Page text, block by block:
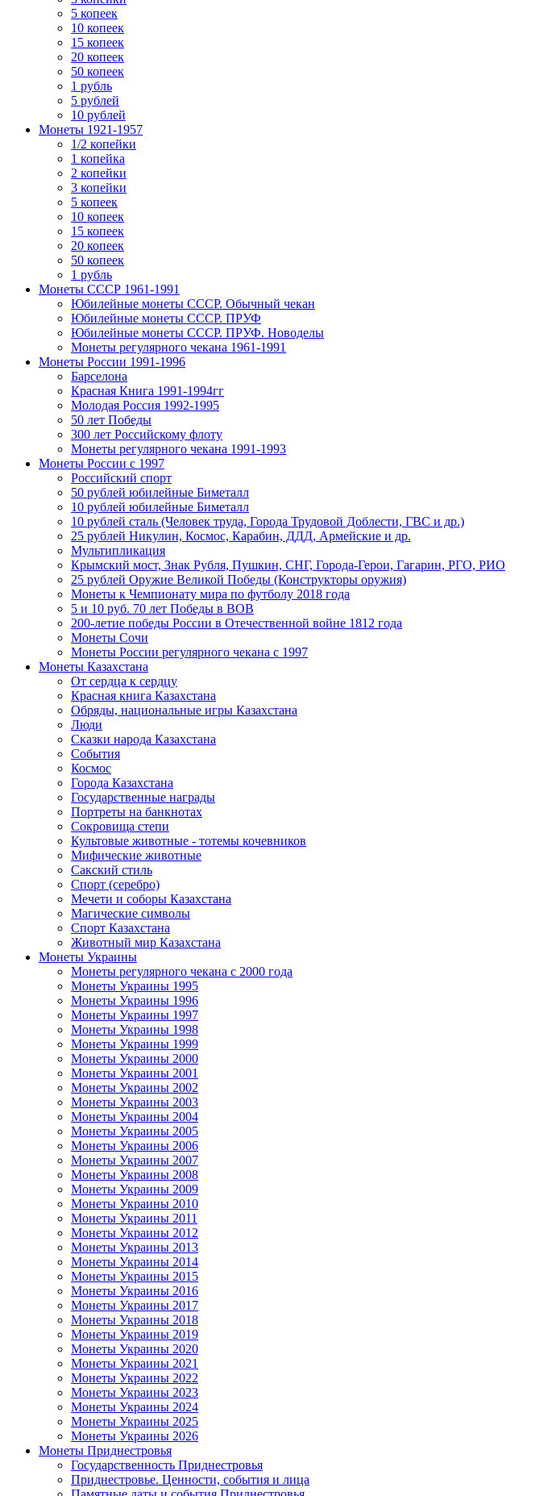
5 копеек
10 копеек
15 копеек
20 копеек
50 копеек
1 рубль
5 рублей
10 рублей
Монеты 1921-1957
1/2 копейки
1 копейка
2 копейки
3 копейки
5 копеек
10 копеек
15 копеек
20 копеек
50 копеек
1 рубль
Монеты СССР 1961-1991
Юбилейные монеты СССР. Обычный чекан
Юбилейные монеты СССР. ПРУФ
Юбилейные монеты СССР. ПРУФ. Новоделы
Монеты регулярного чекана 1961-1991
Монеты России 1991-1996
Барселона
Красная Книга 1991-1994гг
Молодая Россия 1992-1995
50 лет Победы
300 лет Российскому флоту
Монеты регулярного чекана 1991-1993
Монеты России c 1997
Российский спорт
50 рублей юбилейные Биметалл
10 рублей юбилейные Биметалл
10 рублей сталь (Человек труда, Города Трудовой Доблести, ГВС и др.)
25 рублей Никулин, Космос, Карабин, ДДД, Армейские и др.
Мультипликация
Крымский мост, Знак Рубля, Пушкин, СНГ, Города-Герои, Гагарин, РГО, РИО
25 рублей Оружие Великой Победы (Конструкторы оружия)
Монеты к Чемпионату мира по футболу 2018 года
5 и 10 руб. 70 лет Победы в ВОВ
200-летие победы России в Отечественной войне 1812 года
Монеты Сочи
Монеты России регулярного чекана с 1997
Монеты Казахстана
От сердца к сердцу
Красная книга Казахстана
Обряды, национальные игры Казахстана
Люди
Сказки народа Казахстана
События
Космос
Города Казахстана
Государственные награды
Портреты на банкнотах
Сокровища степи
Культовые животные - тотемы кочевников
Мифические животные
Сакский стиль
Спорт (серебро)
Мечети и соборы Казахстана
Магические символы
Спорт Казахстана
Животный мир Казахстана
Монеты Украины
Монеты регулярного чекана с 2000 года
Монеты Украины 1995
Монеты Украины 1996
Монеты Украины 1997
Монеты Украины 1998
Монеты Украины 1999
Монеты Украины 2000
Монеты Украины 2001
Монеты Украины 2002
Монеты Украины 2003
Монеты Украины 2004
Монеты Украины 2005
Монеты Украины 2006
Монеты Украины 2007
Монеты Украины 2008
Монеты Украины 2009
Монеты Украины 2010
Монеты Украины 2011
Монеты Украины 2012
Монеты Украины 2013
Монеты Украины 2014
Монеты Украины 2015
Монеты Украины 2016
Монеты Украины 2017
Монеты Украины 2018
Монеты Украины 2019
Монеты Украины 2020
Монеты Украины 2021
Монеты Украины 2022
Монеты Украины 2023
Монеты Украины 2024
Монеты Украины 2025
Монеты Украины 2026
Монеты Приднестровья
Государственность Приднестровья
Приднестровье. Ценности, события и лица